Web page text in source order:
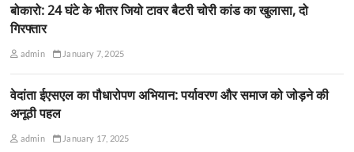
बोकारो: 24 घंटे के भीतर जियो टावर बैटरी चोरी कांड का खुलासा, दो
गिरफ्तार
admin January 7, 2025
वेदांता ईएसएल का पौधारोपण अभियान: पर्यावरण और समाज को जोड़ने की
अनूठी पहल
admin January 17, 2025